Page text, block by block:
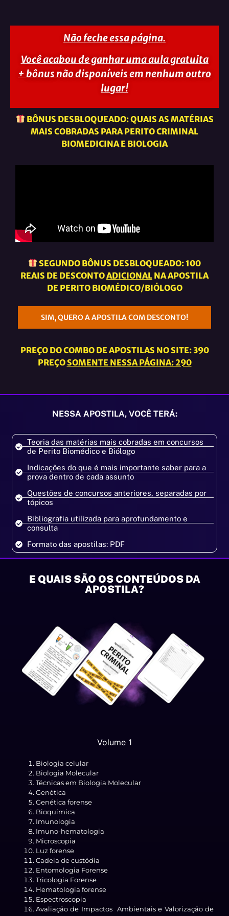
Não feche essa página.
Você acabou de ganhar umaaula gratuita
+ bônusnão disponíveis em nenhum outro
lugar!
BÔNUS DESBLOQUEADO: QUAIS AS MATÉRIAS
MAIS COBRADAS PARA PERITO CRIMINAL
BIOMEDICINA E BIOLOGIA
SEGUNDO BÔNUS DESBLOQUEADO: 100
REAIS DE DESCONTOADICIONAL NA APOSTILA
DE PERITO BIOMÉDICO/BIÓLOGO
SIM, QUERO A APOSTILA COM DESCONTO!
PREÇO DO COMBO DE APOSTILAS NO SITE: 390
PREÇOSOMENTE NESSA PÁGINA: 290
NESSA APOSTILA, VOCÊ TERÁ:
Teoria das matérias mais cobradas em concursos
de Perito Biomédico e Biólogo
Indicações do que é mais importante saber para a
prova dentro de cada assunto
Questões de concursos anteriores, separadas por
tópicos
Bibliografia utilizada para aprofundamento e
consulta
Formato das apostilas: PDF
E QUAIS SÃO OS CONTEÚDOS DA
APOSTILA?
Volume 1
Biologia celular
Biologia Molecular
Técnicas em Biologia Molecular
Genética
Genética forense
Bioquímica
Imunologia
Imuno-hematologia
Microscopia
Luz forense
Cadeia de custódia
Entomologia Forense
Tricologia Forense
Hematologia forense
Espectroscopia
Avaliação de Impactos Ambientais e Valorização de